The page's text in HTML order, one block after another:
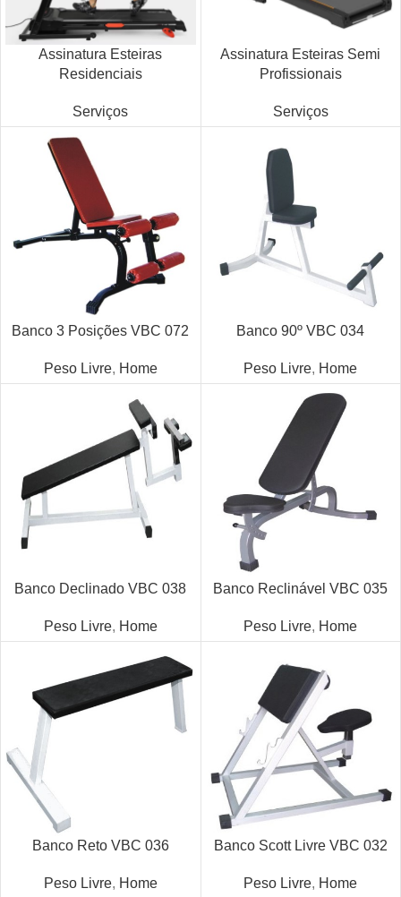
Assinatura Esteiras
Residenciais
Serviços
Assinatura Esteiras Semi
Profissionais
Serviços
Banco 3 Posições VBC 072
Peso Livre, Home
Banco 90º VBC 034
Peso Livre, Home
Banco Declinado VBC 038
Peso Livre, Home
Banco Reclinável VBC 035
Peso Livre, Home
Banco Reto VBC 036
Peso Livre, Home
Banco Scott Livre VBC 032
Peso Livre, Home